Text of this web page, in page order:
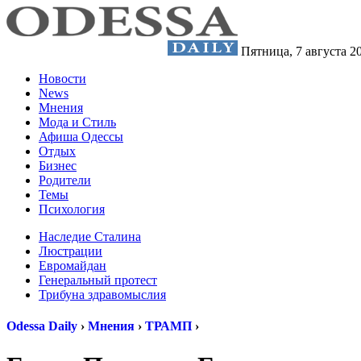
Пятница, 7 августа
Новости
News
Мнения
Мода и Стиль
Афиша Одессы
Отдых
Бизнес
Родители
Темы
Психология
Наследие Сталина
Люстрации
Евромайдан
Генеральный протест
Трибуна здравомыслия
Odessa Daily › Мнения › ТРАМП ›